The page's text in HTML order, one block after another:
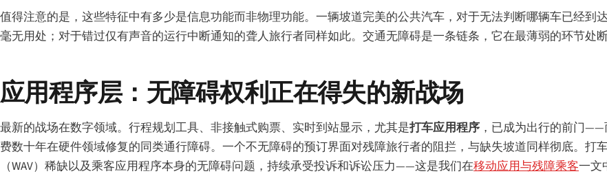
值得注意的是，这些特征中有多少是信息功能而非物理功能。一辆坡道完美的公共汽车，对于无法判断哪辆车已经到
毫无用处；对于错过仅有声音的运行中断通知的聋人旅行者同样如此。交通无障碍是一条链条，它在最薄弱的环节处断
应用程序层：无障碍权利正在得失的新战场
最新的战场在数字领域。行程规划工具、非接触式购票、实时到站显示，尤其是打车应用程序 ，已成为出行的前门
费数十年在硬件领域修复的同类通行障碍。一个不无障碍的预订界面对残障旅行者的阻拦，与缺失坡道同样彻底。打
（WAV）稀缺以及乘客应用程序本身的无障碍问题，持续承受投诉和诉讼压力——这是我们在移动应用与残障乘客一文